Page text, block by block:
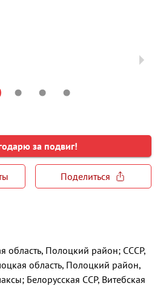
за подвиг!
Поделиться
область, Полоцкий район; СССР,
область, Полоцкий район,
Белорусская ССР, Витебская